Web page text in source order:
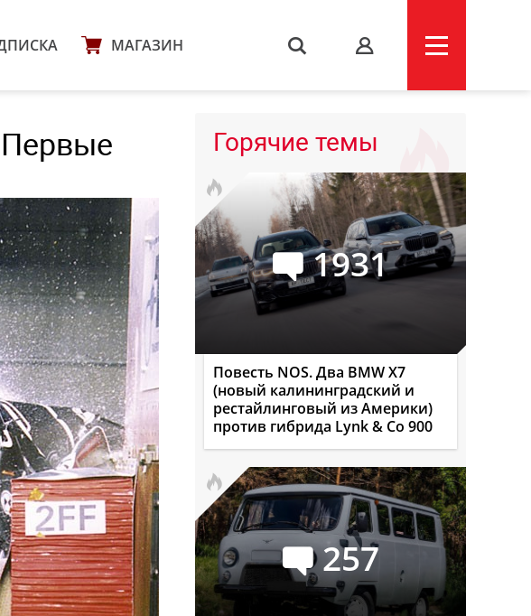
МАГАЗИН s
Первые Горячие темы
1931
Повесть NOS. Два BMW X7
(новый калининградский и
рестайлинговый из Америки)
против гибрида Lynk & Co 900
257